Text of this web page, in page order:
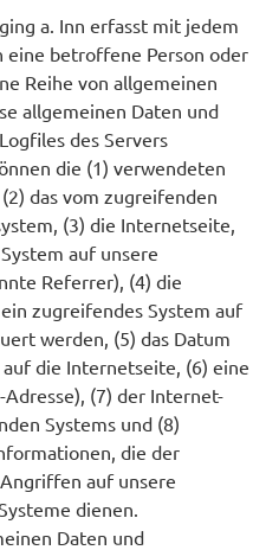
a. Inn erfasst mit jedem
betroffene Person oder
Reihe von allgemeinen
allgemeinen Daten und
des Servers
die (1) verwendeten
das vom zugreifenden
(3) die Internetseite,
auf unsere
Referrer), (4) die
zugreifendes System auf
werden, (5) das Datum
die Internetseite, (6) eine
(7) der Internet-
Systems und (8)
die der
auf unsere
dienen.
Daten und